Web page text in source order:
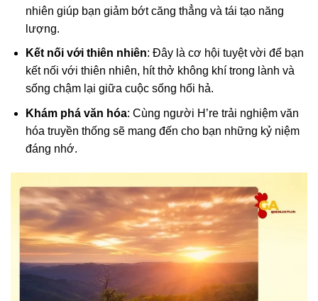
nhiên giúp bạn giảm bớt căng thẳng và tái tạo năng
lượng.
Kết nối với thiên nhiên: Đây là cơ hội tuyệt vời để bạn
kết nối với thiên nhiên, hít thở không khí trong lành và
sống chậm lại giữa cuộc sống hối hả.
Khám phá văn hóa: Cùng người H’re trải nghiệm văn
hóa truyền thống sẽ mang đến cho bạn những kỷ niệm
đáng nhớ.